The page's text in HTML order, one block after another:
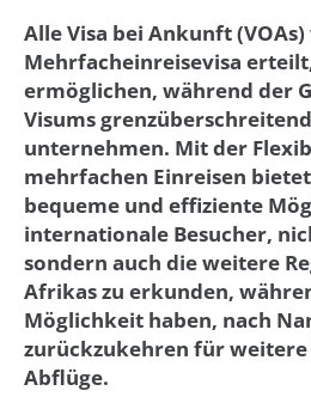
Alle Visa bei Ankunft
Mehrfacheinreisevisa
ermöglichen, während der
Visums
unternehmen. Mit der
mehrfachen Einreisen
bequeme und effiziente
internationale Besucher,
sondern auch die weitere
Afrikas zu erkunden,
Möglichkeit haben, nach
zurückzukehren für weitere
Abflüge.